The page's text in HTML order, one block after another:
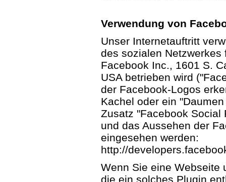
Verwendung von
Unser Internetauftritt
des sozialen
Facebook Inc., 1601 S.
USA betrieben wird
der Facebook-Logos
Kachel oder ein
Zusatz "Facebook Social
und das Aussehen der
eingesehen werden:
http://
Wenn Sie eine Webseite
die ein solches Plugin